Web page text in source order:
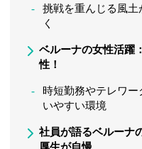
挑戦を重んじる風
く
ベルーナの女性活躍
性！
時短勤務やテレワ
いやすい環境
社員が語るベルーナ